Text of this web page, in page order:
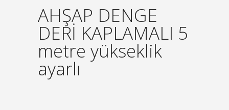
AHŞAP DENGE
DERİ KAPLAMALI 5
metre yükseklik
ayarlı